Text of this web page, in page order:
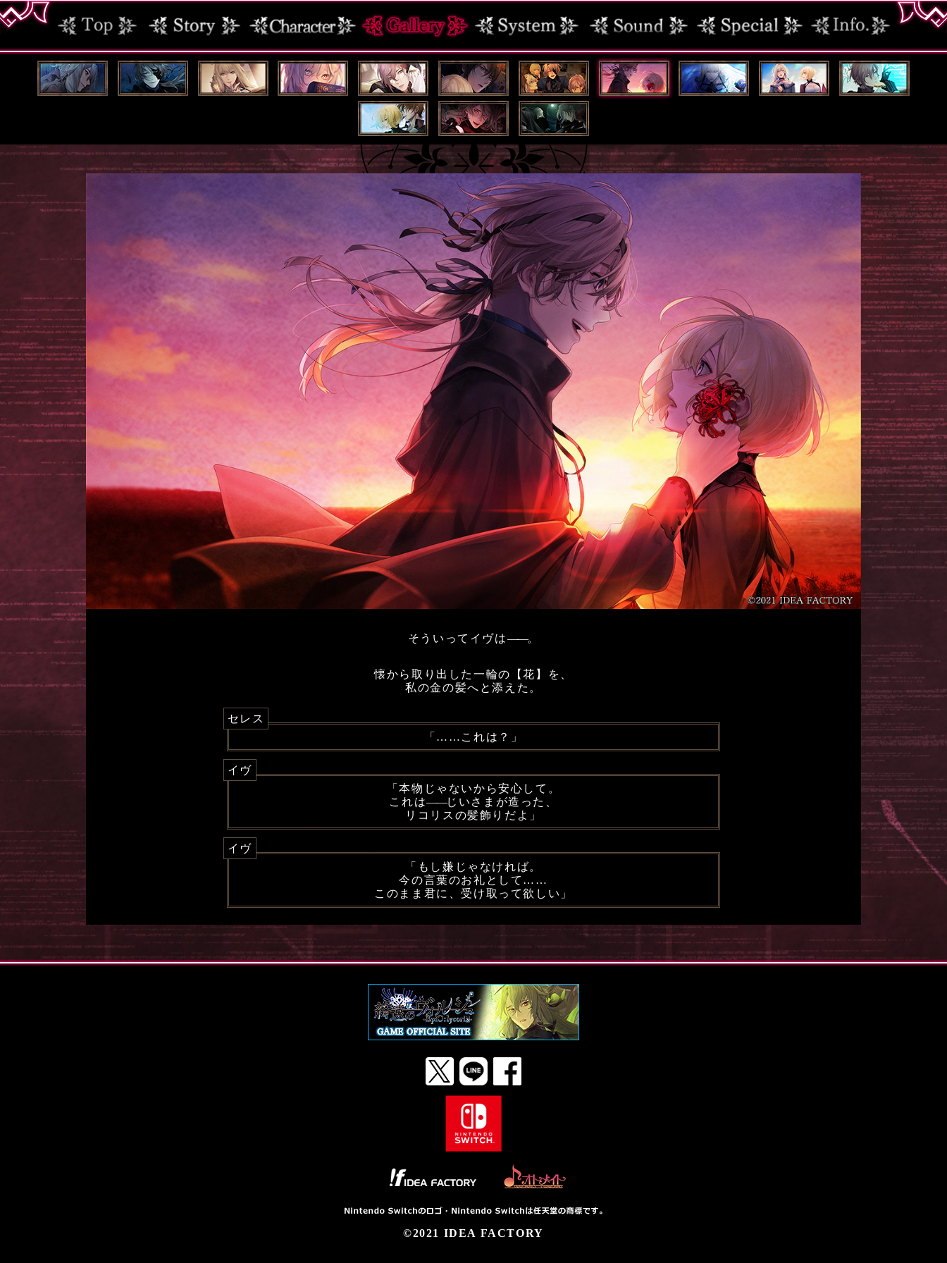
そういってイヴは――。
懐から取り出した一輪の【花】を、
私の金の髪へと添えた。
セレス
「……これは？」
イヴ
「本物じゃないから安心して。
これは――じいさまが造った、
リコリスの髪飾りだよ」
イヴ
「もし嫌じゃなければ。
今の言葉のお礼として……
このまま君に、受け取って欲しい」
©2021 IDEA FACTORY